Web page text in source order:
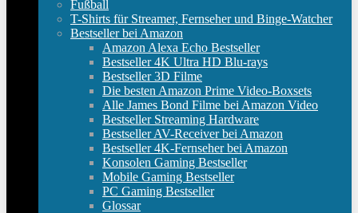
Fußball
T-Shirts für Streamer, Fernseher und Binge-Watcher
Bestseller bei Amazon
Amazon Alexa Echo Bestseller
Bestseller 4K Ultra HD Blu-rays
Bestseller 3D Filme
Die besten Amazon Prime Video-Boxsets
Alle James Bond Filme bei Amazon Video
Bestseller Streaming Hardware
Bestseller AV-Receiver bei Amazon
Bestseller 4K-Fernseher bei Amazon
Konsolen Gaming Bestseller
Mobile Gaming Bestseller
PC Gaming Bestseller
Glossar